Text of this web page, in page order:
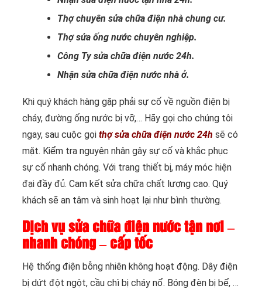
Thợ chuyên sửa chữa điện nhà chung cư.
Thợ sửa ống nước chuyên nghiệp.
Công Ty sửa chữa điện nước 24h.
Nhận sửa chữa điện nước nhà ở.
Khi quý khách hàng gặp phải sự cố về nguồn điện bị
cháy, đường ống nước bị vỡ,… Hãy gọi cho chúng tôi
ngay, sau cuộc gọi thợ sửa chữa điện nước 24h sẽ có
mặt. Kiểm tra nguyên nhân gây sự cố và khắc phục
sự cố nhanh chóng. Với trang thiết bị, máy móc hiện
đại đầy đủ. Cam kết sửa chữa chất lượng cao. Quý
khách sẽ an tâm và sinh hoạt lại như bình thường.
Dịch vụ sửa chữa điện nước tận nơi –
nhanh chóng – cấp tốc
Hệ thống điện bỗng nhiên không hoạt động. Dây điện
bị dứt đột ngột, cầu chì bị cháy nổ. Bóng đèn bị bể, …